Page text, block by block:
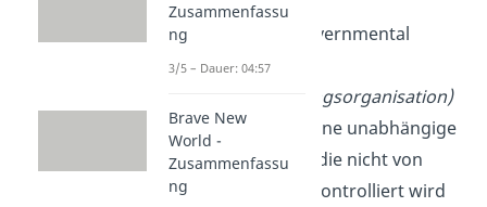
: Non-Governmental
Organization
(Nichtregierungsorganisation)
Eine NGO ist eine unabhängige
Organisation, die nicht von
Regierungen kontrolliert wird
Zusammenfassu
ng
3/5 – Dauer: 04:57
Brave New
World -
Zusammenfassu
ng